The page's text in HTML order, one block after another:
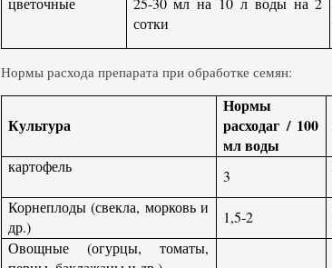
сотки
Нормы расхода препарата при обработке семян:
Культура
Нормы
расходаг / 100
мл воды
картофель
3
Корнеплоды (свекла, морковь и
др.)
1,5-2
Овощные (огурцы, томаты,